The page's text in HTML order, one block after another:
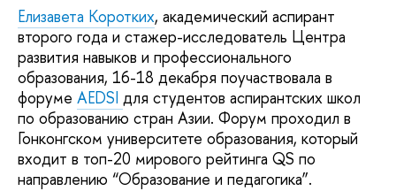
Елизавета Коротких, академический аспирант
второго года и стажер-исследователь Центра
развития навыков и профессионального
образования, 16-18 декабря поучаствовала в
форуме AEDSI для студентов аспирантских школ
по образованию стран Азии. Форум проходил в
Гонконгском университете образования, который
входит в топ-20 мирового рейтинга QS по
направлению “Образование и педагогика”.